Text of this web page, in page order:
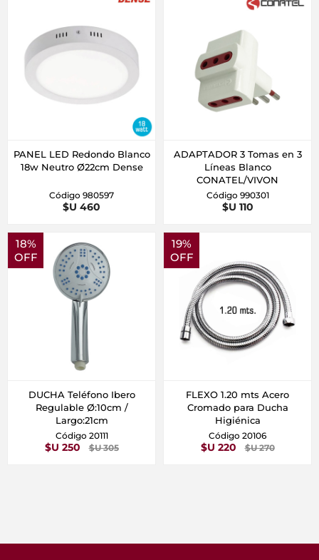
PANEL LED Redondo Blanco
18w Neutro Ø22cm Dense
Código 980597
$U 460
ADAPTADOR 3 Tomas en 3
Líneas Blanco
CONATEL/VIVON
Código 990301
$U 110
18%
OFF
DUCHA Teléfono Ibero
Regulable Ø:10cm /
Largo:21cm
Código 20111
$U 250 $U 305
19%
OFF
FLEXO 1.20 mts Acero
Cromado para Ducha
Higiénica
Código 20106
$U 220 $U 270